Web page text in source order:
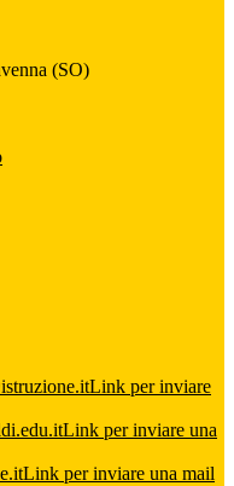
(SO)
Link per inviare
Link per inviare una
Link per inviare una mail